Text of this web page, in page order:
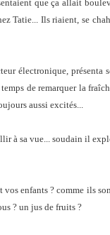
que ça allait
Tatie... Ils riaient, se
électronique, présenta
de remarquer la
aussi excités...
à sa vue... soudain il
vos enfants ? comme ils
? un jus de fruits ?